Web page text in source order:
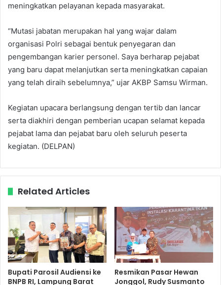
meningkatkan pelayanan kepada masyarakat.
“Mutasi jabatan merupakan hal yang wajar dalam
organisasi Polri sebagai bentuk penyegaran dan
pengembangan karier personel. Saya berharap pejabat
yang baru dapat melanjutkan serta meningkatkan capaian
yang telah diraih sebelumnya,” ujar AKBP Samsu Wirman.
Kegiatan upacara berlangsung dengan tertib dan lancar
serta diakhiri dengan pemberian ucapan selamat kepada
pejabat lama dan pejabat baru oleh seluruh peserta
kegiatan. (DELPAN)
Related Articles
Bupati Parosil Audiensi ke
BNPB RI, Lampung Barat
Resmikan Pasar Hewan
Jonggol, Rudy Susmanto